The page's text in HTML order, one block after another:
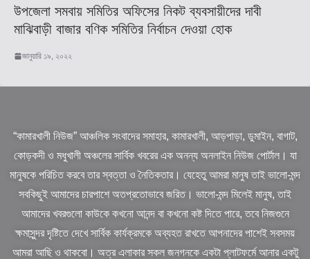
উপজেলা সমবায় সমিতির অফিসের নিকট ব্যবসায়ীদের দাবী
মাঝিবাড়ী বাজার বণিক সমিতির নির্বাচন দেওয়া হোক
জানুয়ারি ১৯, ২০২২
“কামারখালী নিউজ” আঞ্চলিক সংবাদের সমাহার, কামারখালী, আড়পাড়া, ডুমাইন, বাগাট,
কোড়কদী ও মধুখালী অঞ্চলের সার্বিক খবরের এক অনন্য অনলাইন নিউজ পোর্টাল। যা
মানুষকে পরিচিত করবে তার স্বত্তা ও নৈতিকতার। যেহেতু আমরা মানুষ তাই ভালো-মন্দ
সবকিছুই আমাদের চারপাশে অতপ্রতোভাবে জরিত। ভালো-মন্দ মিলেই মানুষ, তাই
আমাদের খবরগুলো কাউকে কখনো আনন্দ বা কখনো কষ্ট দিতে পারে, তবে নিজগুনে
ক্ষমাসুন্দর দৃষ্টিতে দেখে সার্বিক কার্যক্রমকে অব্যহত রাখতে আপনাদের পাশেই সবসময়
আমরা আছি ও থাকবো। অত্র এলাকার সকল জনগনকে একটা প্লাটফর্মে আনার একটু